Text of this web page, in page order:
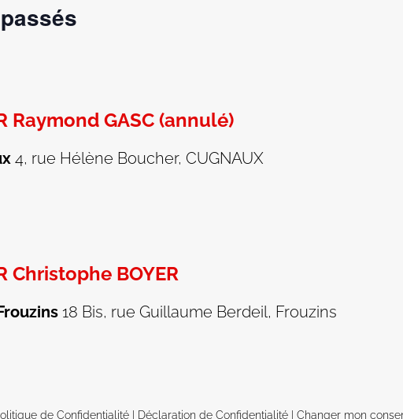
Raymond GASC (annulé)
4, rue Hélène Boucher, CUGNAUX
Christophe BOYER
18 Bis, rue Guillaume Berdeil, Frouzins
de Confidentialité Déclaration de Confidentialité |Changer mon